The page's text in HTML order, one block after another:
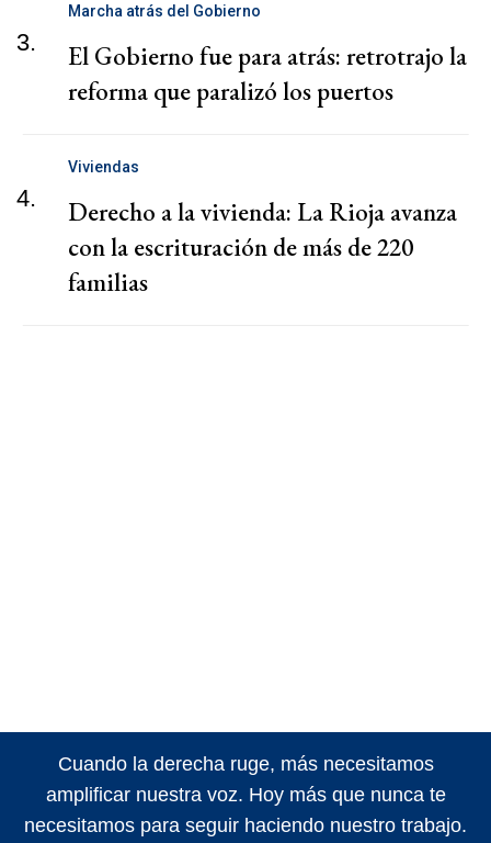
3.
Marcha atrás del Gobierno
El Gobierno fue para atrás: retrotrajo la
reforma que paralizó los puertos
4.
Viviendas
Derecho a la vivienda: La Rioja avanza
con la escrituración de más de 220
familias
Cuando la derecha ruge, más necesitamos
amplificar nuestra voz. Hoy más que nunca te
necesitamos para seguir haciendo nuestro trabajo.